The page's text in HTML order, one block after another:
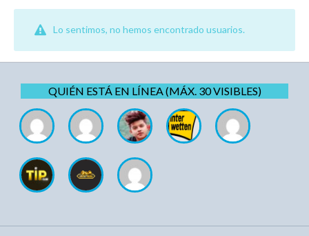
Lo sentimos, no hemos encontrado usuarios.
QUIÉN ESTÁ EN LÍNEA (MÁX. 30 VISIBLES)